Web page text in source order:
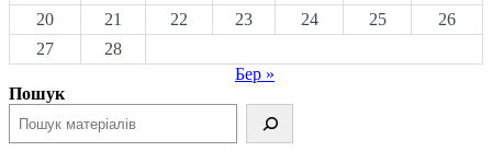
20
21 22 23 24 25
26
27
28
Бер »
Пошук